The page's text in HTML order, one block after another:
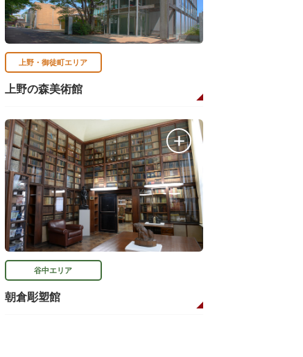
上野・御徒町エリア
上野の森美術館
谷中エリア
朝倉彫塑館